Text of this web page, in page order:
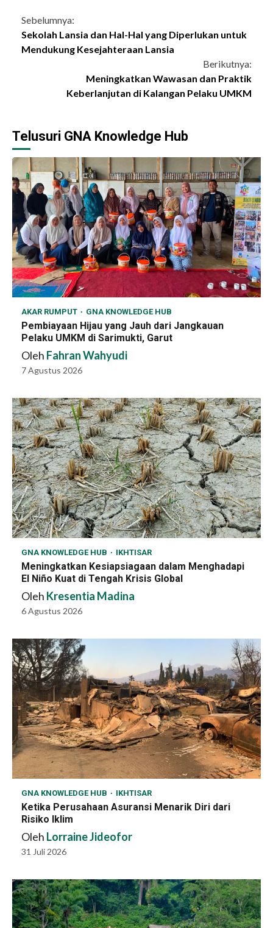
Continue
Reading
Sebelumnya:
Sekolah Lansia dan Hal-Hal yang Diperlukan untuk
Mendukung Kesejahteraan Lansia
Berikutnya:
Meningkatkan Wawasan dan Praktik
Keberlanjutan di Kalangan Pelaku UMKM
Telusuri GNA Knowledge Hub
AKAR RUMPUT GNA KNOWLEDGE HUB
Pembiayaan Hijau yang Jauh dari Jangkauan
Pelaku UMKM di Sarimukti, Garut
Oleh Fahran Wahyudi
7 Agustus 2026
GNA KNOWLEDGE HUB IKHTISAR
Meningkatkan Kesiapsiagaan dalam Menghadapi
El Niño Kuat di Tengah Krisis Global
Oleh Kresentia Madina
6 Agustus 2026
GNA KNOWLEDGE HUB IKHTISAR
Ketika Perusahaan Asuransi Menarik Diri dari
Risiko Iklim
Oleh Lorraine Jideofor
31 Juli 2026